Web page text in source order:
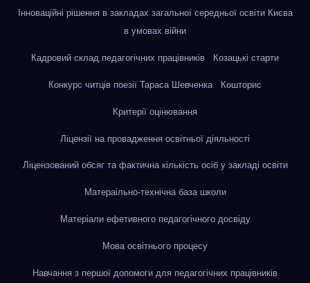
Інноваційні рішення в закладах загальної середньої освіти Києва
в умовах війни
Кадровий склад педагогічних працівників Козацькі старти
Конкурс читців поезії Тараса Шевченка Кошторис
Критерії оцінювання
Ліцензії на провадження освітньої діяльності
Ліцензований обсяг та фактична кількість осіб у закладі освіти
Матераільно-технічна база школи
Матеріали ефетивного педагогічного досвіду
Мова освітнього процесу
Навчання з першої допомоги для педагогічних працівників